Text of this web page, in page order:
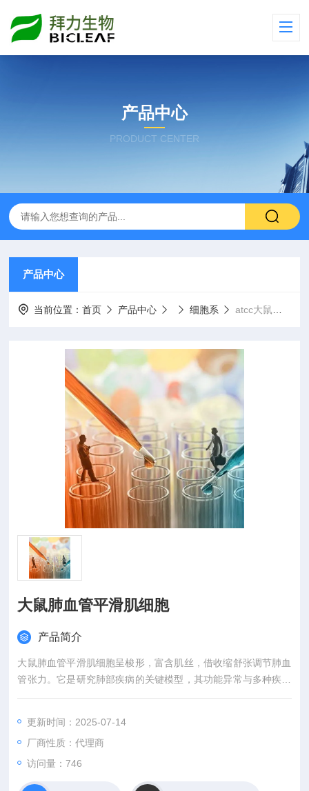
产品中心
PRODUCT CENTER
产品中心
当前位置：首页 产品中心 细胞系 atcc大鼠肺血管平滑肌细胞
大鼠肺血管平滑肌细胞
产品简介
大鼠肺血管平滑肌细胞呈梭形，富含肌丝，借收缩舒张调节肺血
管张力。它是研究肺部疾病的关键模型，其功能异常与多种疾病
相关 。
更新时间：2025-07-14
厂商性质：代理商
访问量：746